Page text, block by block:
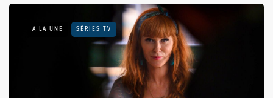
A LA UNE SÉRIES TV